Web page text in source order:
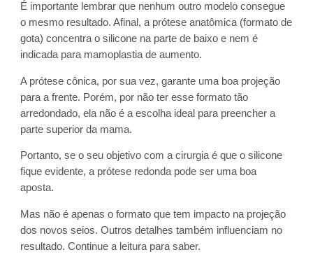
É importante lembrar que nenhum outro modelo consegue
o mesmo resultado. Afinal, a prótese anatômica (formato de
gota) concentra o silicone na parte de baixo e nem é
indicada para mamoplastia de aumento.
A prótese cônica, por sua vez, garante uma boa projeção
para a frente. Porém, por não ter esse formato tão
arredondado, ela não é a escolha ideal para preencher a
parte superior da mama.
Portanto, se o seu objetivo com a cirurgia é que o silicone
fique evidente, a prótese redonda pode ser uma boa
aposta.
Mas não é apenas o formato que tem impacto na projeção
dos novos seios. Outros detalhes também influenciam no
resultado. Continue a leitura para saber.